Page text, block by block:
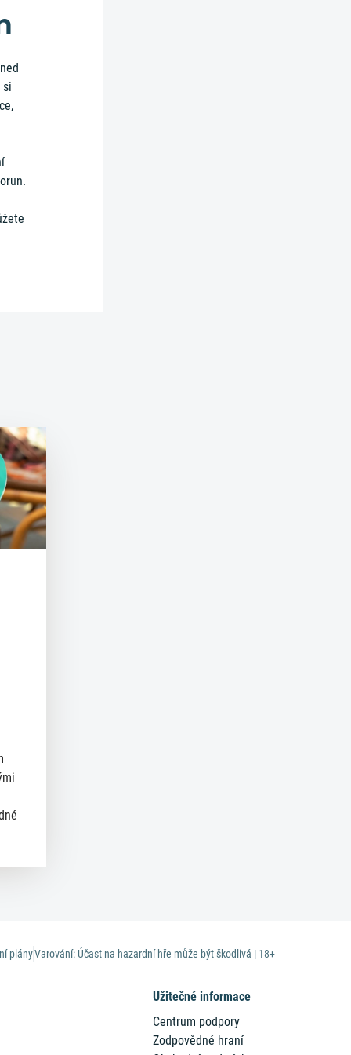
si
plányVarování: Účast na hazardní hře může být škodlivá | 18+
Užitečné informace
Centrum podpory
Zodpovědné hraní